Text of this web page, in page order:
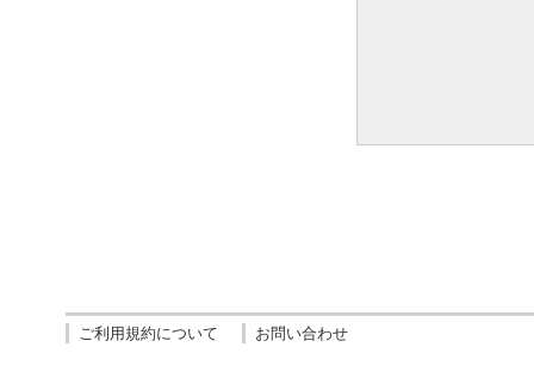
ご利用規約について お問い合わせ